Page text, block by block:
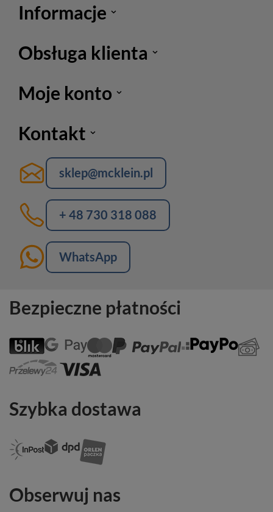
Informacje
Obsługa klienta
Moje konto
Kontakt
sklep@mcklein.pl
+ 48 730 318 088
WhatsApp
Bezpieczne płatności
Szybka dostawa
Obserwuj nas